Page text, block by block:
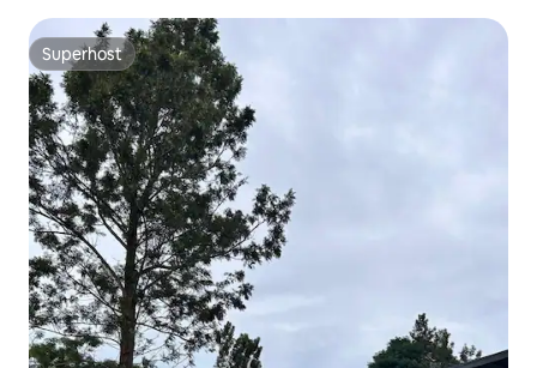
Superhost
Superhost